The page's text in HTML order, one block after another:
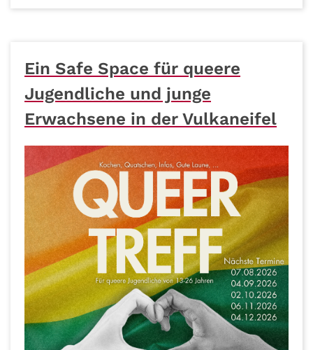
Ein Safe Space für queere
Jugendliche und junge
Erwachsene in der Vulkaneifel